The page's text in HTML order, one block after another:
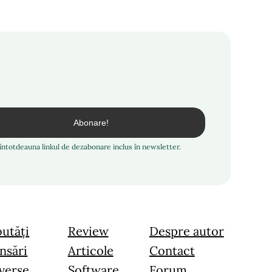
linkul de dezabonare inclus în newsletter.
Review
Articole
Despre autor
Contact